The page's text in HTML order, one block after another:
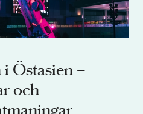
Östasien –
och